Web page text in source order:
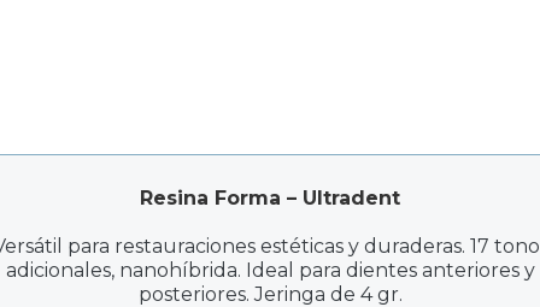
Resina Forma – Ultradent
para restauraciones estéticas y duraderas. 17
adicionales, nanohíbrida. Ideal para dientes anteriores y
posteriores. Jeringa de 4 gr.